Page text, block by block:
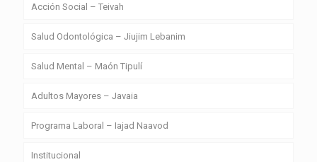
Acción Social – Teivah
Salud Odontológica – Jiujim Lebanim
Salud Mental – Maón Tipulí
Adultos Mayores – Javaia
Programa Laboral – Iajad Naavod
Institucional